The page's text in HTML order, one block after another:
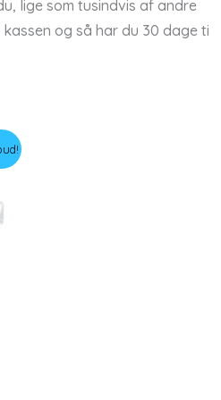
lige som tusindvis af andre
og så har du 30 dage ti